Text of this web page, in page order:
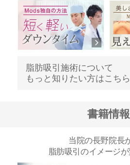
脂肪吸引施術について
もっと知りたい方はこちら
書籍情報
当院の長野院長
脂肪吸引のイメージ